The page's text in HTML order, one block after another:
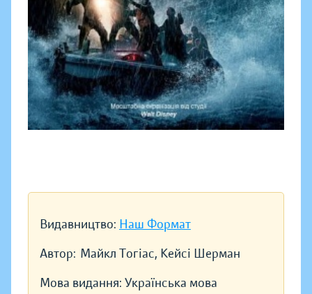
Видавництво: Наш Формат
Автор: Майкл Тогіас, Кейсі Шерман
Мова видання: Українська мова